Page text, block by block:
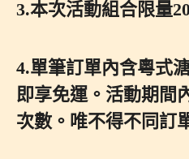
3.本次活動組合限量
4.單筆訂單內含粵式
即享免運。活動期間
次數。唯不得不同訂